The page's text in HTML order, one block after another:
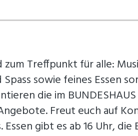
Treffpunkt für alle:
sowie feines Essen
die im
Freut euch auf
Essen gibt es ab 16 Uhr,